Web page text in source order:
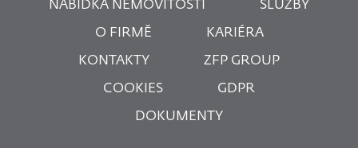
NABÍDKA NEMOVITOSTÍ SLUŽBY
O FIRMĚ KARIÉRA
KONTAKTY ZFP GROUP
COOKIES GDPR
DOKUMENTY